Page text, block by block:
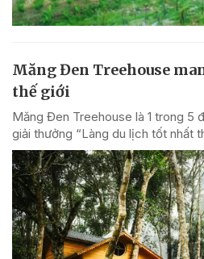
Măng Đen Treehouse
thế giới
Măng Đen Treehouse là 1 trong 5
giải thưởng “Làng du lịch tốt nhất